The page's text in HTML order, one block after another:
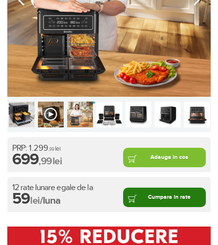
PRP: 1.299,99lei
699,99lei Adauga in cos
12 rate lunare egale de la
59lei/luna Cumpara in rate